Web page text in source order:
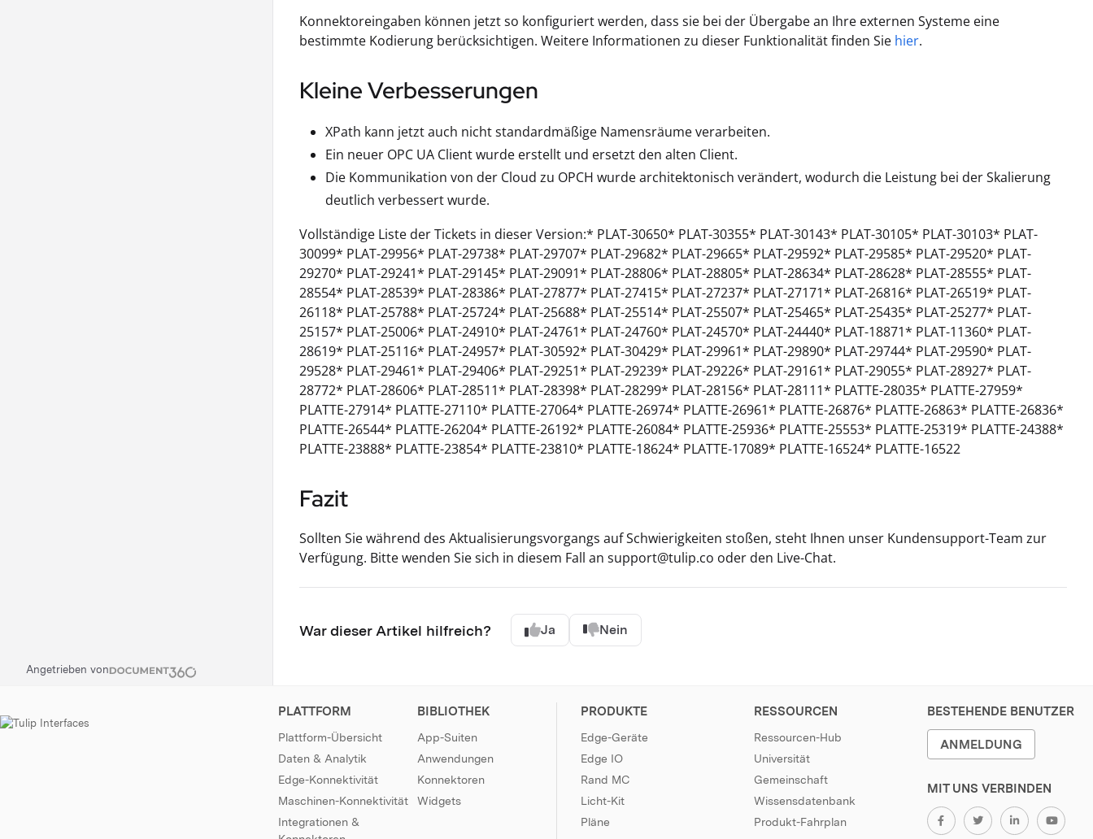
Angetrieben von
Konnektoreingaben können jetzt so konfiguriert werden, dass sie bei der Übergabe an Ihre externen Systeme eine
bestimmte Kodierung berücksichtigen. Weitere Informationen zu dieser Funktionalität finden Sie hier.
Kleine Verbesserungen
XPath kann jetzt auch nicht standardmäßige Namensräume verarbeiten.
Ein neuer OPC UA Client wurde erstellt und ersetzt den alten Client.
Die Kommunikation von der Cloud zu OPCH wurde architektonisch verändert, wodurch die Leistung bei der Skalierung
deutlich verbessert wurde.
Vollständige Liste der Tickets in dieser Version:* PLAT-30650* PLAT-30355* PLAT-30143* PLAT-30105* PLAT-30103* PLAT-
30099* PLAT-29956* PLAT-29738* PLAT-29707* PLAT-29682* PLAT-29665* PLAT-29592* PLAT-29585* PLAT-29520* PLAT-
29270* PLAT-29241* PLAT-29145* PLAT-29091* PLAT-28806* PLAT-28805* PLAT-28634* PLAT-28628* PLAT-28555* PLAT-
28554* PLAT-28539* PLAT-28386* PLAT-27877* PLAT-27415* PLAT-27237* PLAT-27171* PLAT-26816* PLAT-26519* PLAT-
26118* PLAT-25788* PLAT-25724* PLAT-25688* PLAT-25514* PLAT-25507* PLAT-25465* PLAT-25435* PLAT-25277* PLAT-
25157* PLAT-25006* PLAT-24910* PLAT-24761* PLAT-24760* PLAT-24570* PLAT-24440* PLAT-18871* PLAT-11360* PLAT-
28619* PLAT-25116* PLAT-24957* PLAT-30592* PLAT-30429* PLAT-29961* PLAT-29890* PLAT-29744* PLAT-29590* PLAT-
29528* PLAT-29461* PLAT-29406* PLAT-29251* PLAT-29239* PLAT-29226* PLAT-29161* PLAT-29055* PLAT-28927* PLAT-
28772* PLAT-28606* PLAT-28511* PLAT-28398* PLAT-28299* PLAT-28156* PLAT-28111* PLATTE-28035* PLATTE-27959*
PLATTE-27914* PLATTE-27110* PLATTE-27064* PLATTE-26974* PLATTE-26961* PLATTE-26876* PLATTE-26863* PLATTE-26836*
PLATTE-26544* PLATTE-26204* PLATTE-26192* PLATTE-26084* PLATTE-25936* PLATTE-25553* PLATTE-25319* PLATTE-24388*
PLATTE-23888* PLATTE-23854* PLATTE-23810* PLATTE-18624* PLATTE-17089* PLATTE-16524* PLATTE-16522
Fazit
Sollten Sie während des Aktualisierungsvorgangs auf Schwierigkeiten stoßen, steht Ihnen unser Kundensupport-Team zur
Verfügung. Bitte wenden Sie sich in diesem Fall an support@tulip.co oder den Live-Chat.
War dieser Artikel hilfreich? Ja Nein
PLATTFORM
Plattform-Übersicht
Daten & Analytik
Edge-Konnektivität
Maschinen-Konnektivität
Integrationen &
BIBLIOTHEK
App-Suiten
Anwendungen
Konnektoren
Widgets
PRODUKTE
Edge-Geräte
Edge IO
Rand MC
Licht-Kit
Pläne
RESSOURCEN
Ressourcen-Hub
Universität
Gemeinschaft
Wissensdatenbank
Produkt-Fahrplan
BESTEHENDE BENUTZER
ANMELDUNG
MIT UNS VERBINDEN